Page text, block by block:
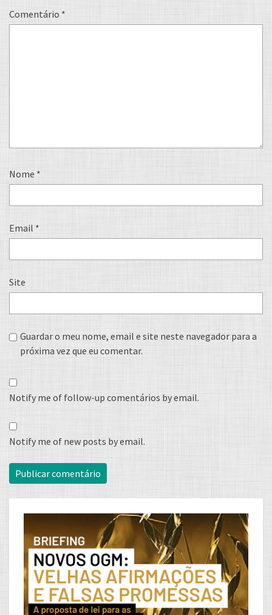
Comentário *
Nome *
Email *
Site
Guardar o meu nome, email e site neste navegador para a
próxima vez que eu comentar.
Notify me of follow-up comentários by email.
Notify me of new posts by email.